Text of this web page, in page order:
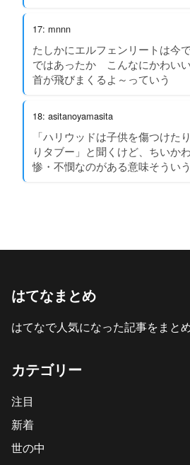
17: mnnn
たしかにエルフェンリートは今
ではあったか こんなにかわい
首が飛びまくるよ～っていう
18: asitanoyamasita
「ハリウッドは子供を傷つけた
りタブー」と聞くけど、ちいか
惨・不憫なのがある意味そうい
はてなまとめ
はてなで人気になった記事をまと
カテゴリー
注目
新着
世の中